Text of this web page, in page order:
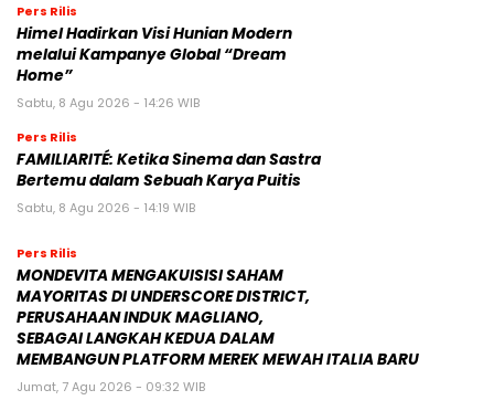
Pers Rilis
Himel Hadirkan Visi Hunian Modern
melalui Kampanye Global “Dream
Home”
Sabtu, 8 Agu 2026 - 14:26 WIB
Pers Rilis
FAMILIARITÉ: Ketika Sinema dan Sastra
Bertemu dalam Sebuah Karya Puitis
Sabtu, 8 Agu 2026 - 14:19 WIB
Pers Rilis
MONDEVITA MENGAKUISISI SAHAM
MAYORITAS DI UNDERSCORE DISTRICT,
PERUSAHAAN INDUK MAGLIANO,
SEBAGAI LANGKAH KEDUA DALAM
MEMBANGUN PLATFORM MEREK MEWAH ITALIA BARU
Jumat, 7 Agu 2026 - 09:32 WIB